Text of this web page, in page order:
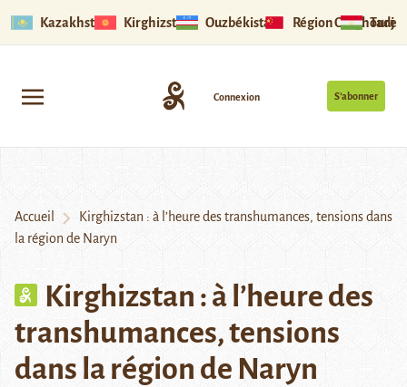
Kazakhstan Kirghizstan Ouzbékistan Région Ouïghoure
S’abonner
Connexion
Accueil
Kirghizstan : à l’heure des transhumances, tensions dans
la région de Naryn
Kirghizstan : à l’heure des
transhumances, tensions
dans la région de Naryn